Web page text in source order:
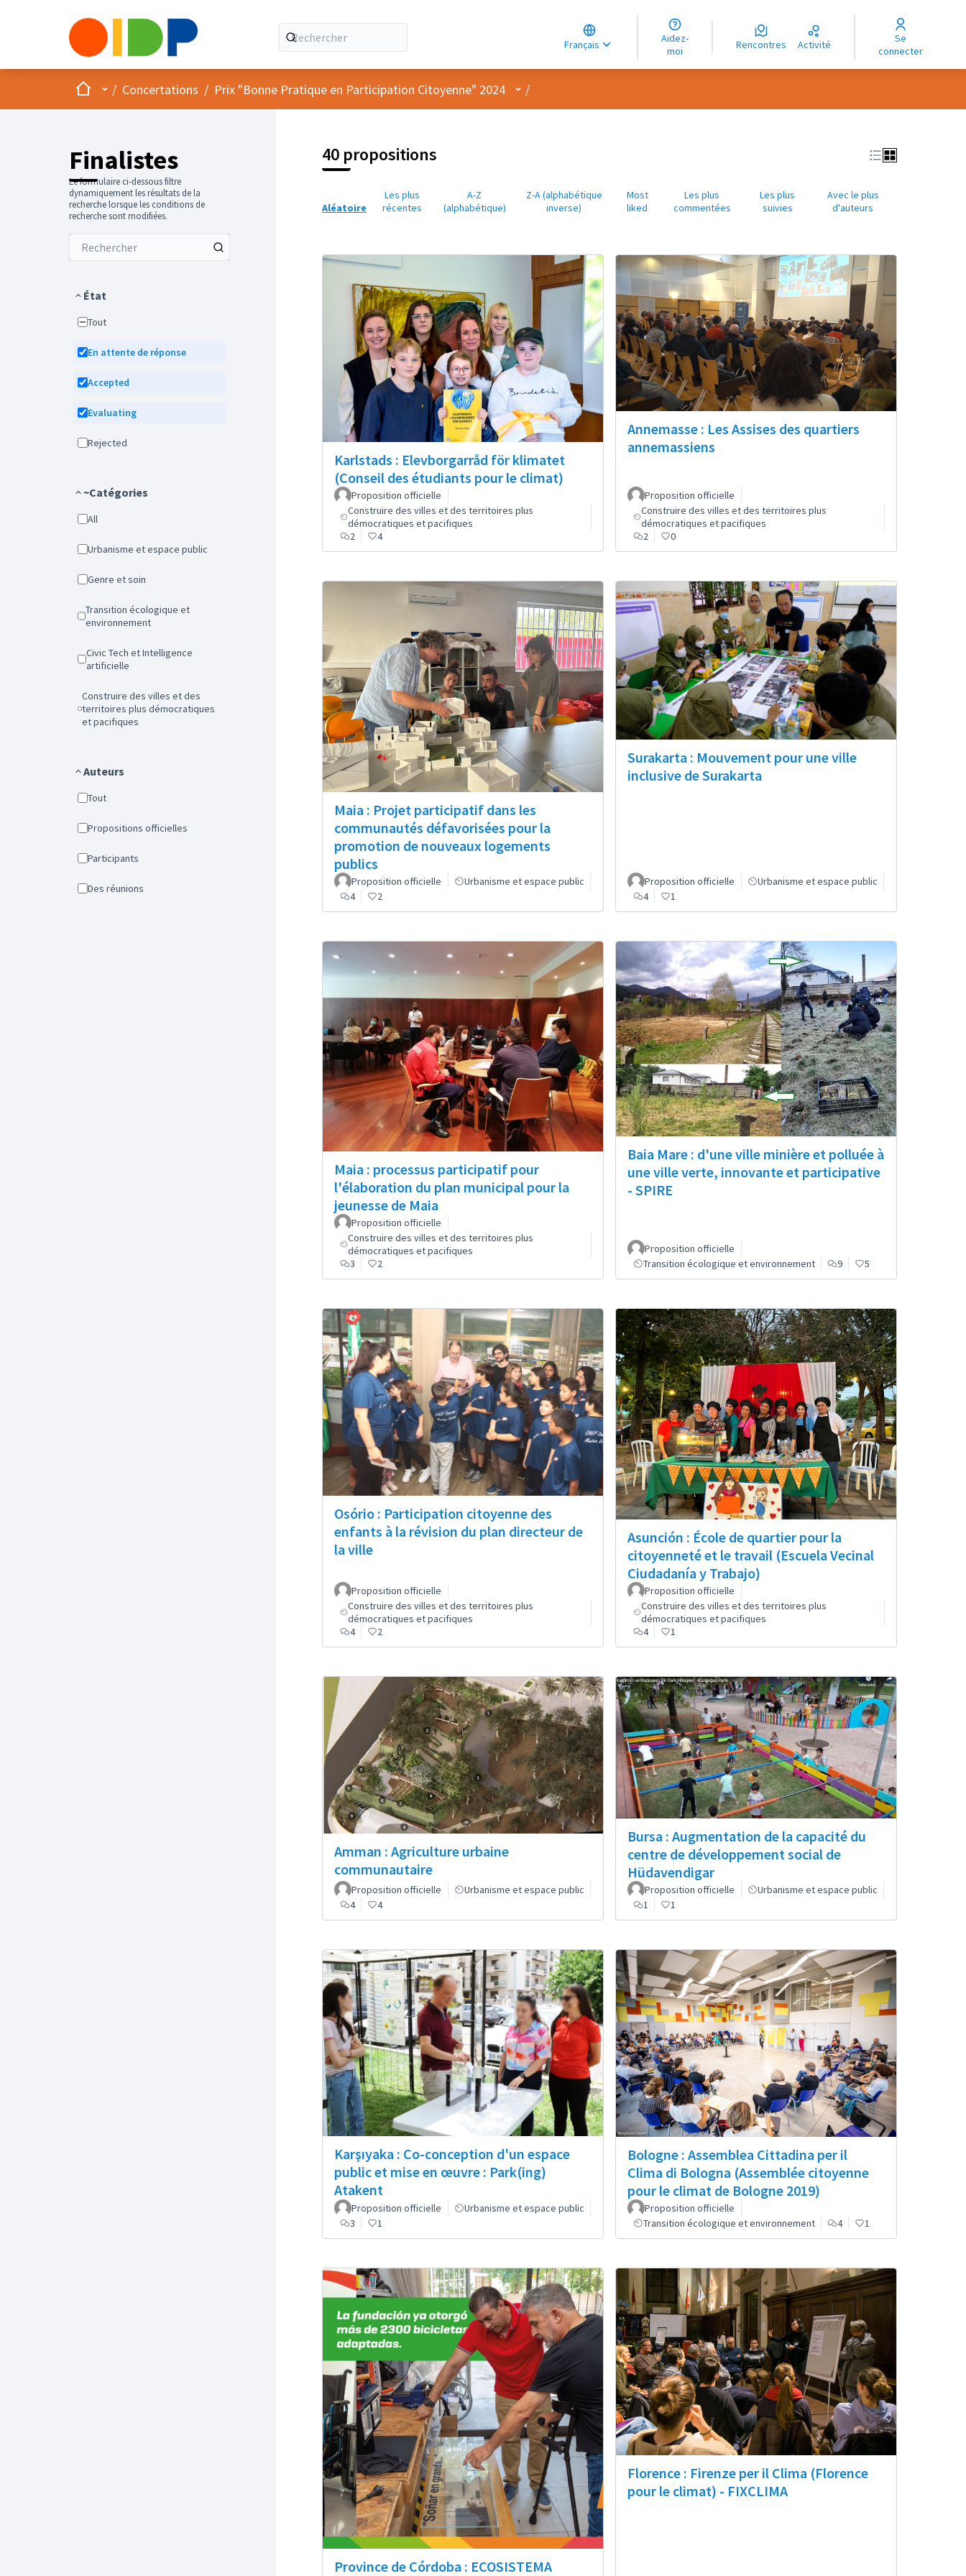
Français
Choose language
Choisir la langue
Elegir el idioma
Aidez-
moi
Rencontres Activité
Se
connecter
AccueilMenu principal
/ Concertations / Prix "Bonne Pratique en Participation Citoyenne" 2024 Menu utilisateur
/
Finalistes
Le formulaire ci-dessous filtre
dynamiquement les résultats de la
recherche lorsque les conditions de
recherche sont modifiées.
État
Tout
En attente de réponse
Accepted
Evaluating
Rejected
~Catégories
All
Urbanisme et espace public
Genre et soin
Transition écologique et
environnement
Civic Tech et Intelligence
artificielle
Construire des villes et des
territoires plus démocratiques
et pacifiques
Auteurs
Tout
Propositions officielles
Participants
Des réunions
40 propositions
Aléatoire
Les plus
récentes
A-Z
(alphabétique)
Z-A (alphabétique
inverse)
Most
liked
Les plus
commentées
Les plus
suivies
Avec le plus
d'auteurs
Karlstads : Elevborgarråd för klimatet
(Conseil des étudiants pour le climat)
Proposition officielle
Construire des villes et des territoires plus
démocratiques et pacifiques
2
4
Annemasse : Les Assises des quartiers
annemassiens
Proposition officielle
Construire des villes et des territoires plus
démocratiques et pacifiques
2
0
Maia : Projet participatif dans les
communautés défavorisées pour la
promotion de nouveaux logements
publics
Proposition officielle
Urbanisme et espace public
4
2
Surakarta : Mouvement pour une ville
inclusive de Surakarta
Proposition officielle
Urbanisme et espace public
4
1
Maia : processus participatif pour
l'élaboration du plan municipal pour la
jeunesse de Maia
Proposition officielle
Construire des villes et des territoires plus
démocratiques et pacifiques
3
2
Baia Mare : d'une ville minière et polluée à
une ville verte, innovante et participative
- SPIRE
Proposition officielle
Transition écologique et environnement
9 5
Osório : Participation citoyenne des
enfants à la révision du plan directeur de
la ville
Proposition officielle
Construire des villes et des territoires plus
démocratiques et pacifiques
4
2
Asunción : École de quartier pour la
citoyenneté et le travail (Escuela Vecinal
Ciudadanía y Trabajo)
Proposition officielle
Construire des villes et des territoires plus
démocratiques et pacifiques
4
1
Amman : Agriculture urbaine
communautaire
Proposition officielle
Urbanisme et espace public
4
4
Bursa : Augmentation de la capacité du
centre de développement social de
Hüdavendigar
Proposition officielle
Urbanisme et espace public
1
1
Karşıyaka : Co-conception d'un espace
public et mise en œuvre : Park(ing)
Atakent
Proposition officielle
Urbanisme et espace public
3
1
Bologne : Assemblea Cittadina per il
Clima di Bologna (Assemblée citoyenne
pour le climat de Bologne 2019)
Proposition officielle
Transition écologique et environnement
4 1
Province de Córdoba : ECOSISTEMA
Florence : Firenze per il Clima (Florence
pour le climat) - FIXCLIMA